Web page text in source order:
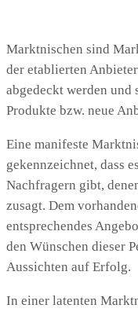
Marktnischen sind
der etablierten
abgedeckt werden
Produkte bzw. neue
Eine manifeste
gekennzeichnet, dass
Nachfragern gibt,
zusagt. Dem
entsprechendes
den Wünschen dieser
Aussichten auf Erfolg.
In einer latenten